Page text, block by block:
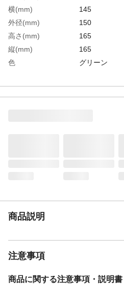
横(mm)
145
外径(mm)
150
高さ(mm)
165
縦(mm)
165
色
グリーン
耐熱温度(℃)
40
商品説明
注意事項
商品に関する注意事項・説明書